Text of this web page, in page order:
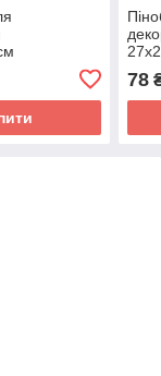
елементи для
78